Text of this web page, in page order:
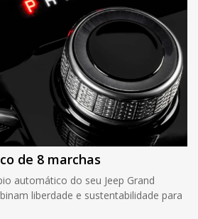
de 8 marchas
automático do seu Jeep Grand
liberdade e sustentabilidade para